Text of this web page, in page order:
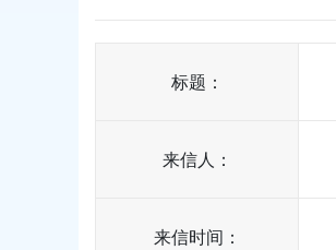
标题：
来信人：
来信时间：